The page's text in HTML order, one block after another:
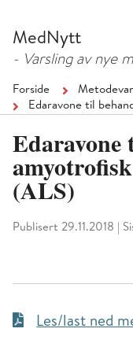
MedNytt
- Varsling av nye
Forside
Edaravone til
Edaravone
(ALS)
Publisert 29.11.2018
Les/last ned